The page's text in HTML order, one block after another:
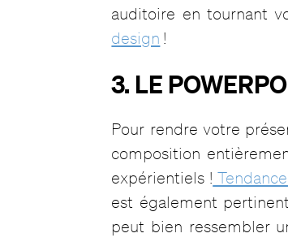
auditoire en tournant
design !
3. LE
Pour rendre votre
composition
expérientiels !
est également
peut bien ressembler